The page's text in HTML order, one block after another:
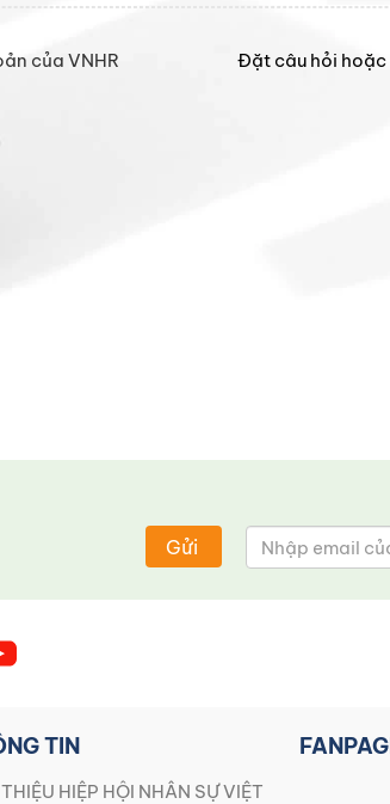
của VNHR Đặt câu hỏi hoặc
Gửi
TIN
HIỆP HỘI NHÂN SỰ VIỆT